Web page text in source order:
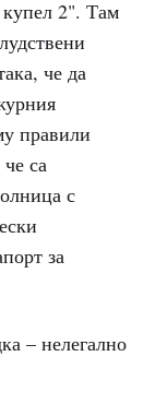
купел 2". Там
че да
правили
са
с
за
– нелегално